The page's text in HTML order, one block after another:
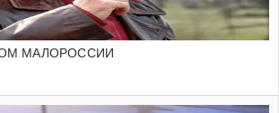
МАЛОРОССИИ